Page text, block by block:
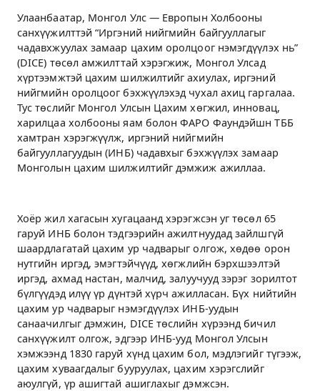
Улаанбаатар, Монгол Улс — Европын Холбооны
санхүүжилттэй “Иргэний нийгмийн байгууллагыг
чадавхжуулах замаар цахим оролцоог нэмэгдүүлэх нь”
(DICE) төсөл амжилттай хэрэгжиж, Монгол Улсад
хүртээмжтэй цахим шилжилтийг ахиулах, иргэний
нийгмийн оролцоог бэхжүүлэхэд чухал ахиц гаргалаа.
Тус төслийг Монгол Улсын Цахим хөгжил, инновац,
харилцаа холбооны яам болон ФАРО Фаундэйшн ТББ
хамтран хэрэгжүүлж, иргэний нийгмийн
байгууллагуудын (ИНБ) чадавхыг бэхжүүлэх замаар
Монголын цахим шилжилтийг дэмжиж ажиллаа.
Хоёр жил хагасын хугацаанд хэрэгжсэн уг төсөл 65
гаруй ИНБ болон тэдгээрийн ажилтнуудад зайлшгүй
шаардлагатай цахим ур чадварыг олгож, хөдөө орон
нутгийн иргэд, эмэгтэйчүүд, хөгжлийн бэрхшээлтэй
иргэд, ахмад настан, малчид, залуучууд зэрэг зорилтот
бүлгүүдэд илүү үр дүнтэй хүрч ажилласан. Бүх нийтийн
цахим ур чадварыг нэмэгдүүлэх ИНБ-уудын
санаачилгыг дэмжин, DICE төслийн хүрээнд бичил
санхүүжилт олгож, эдгээр ИНБ-ууд Монгол Улсын
хэмжээнд 1830 гаруй хүнд цахим бол, мэдлэгийг түгээж,
цахим хуваагдалыг бууруулах, цахим хэрэгслийг
аюулгүй, үр ашигтай ашиглахыг дэмжсэн.